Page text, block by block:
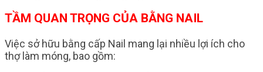
TẦM QUAN TRỌNG CỦA BẰNG NAIL
Việc sở hữu bằng cấp Nail mang lại nhiều lợi ích cho
thợ làm móng, bao gồm: